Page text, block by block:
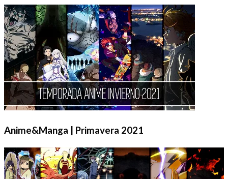
Anime&Manga | Primavera 2021